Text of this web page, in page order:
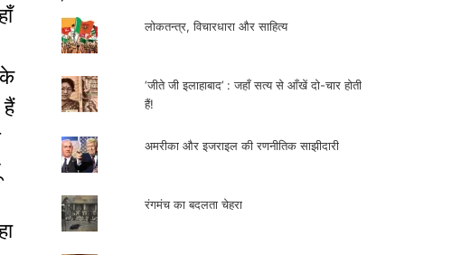
के
लोकतन्त्र, विचारधारा और साहित्य
‘जीते जी इलाहाबाद’ : जहाँ सत्य से आँखें दो-चार होती
हैं!
अमरीका और इजराइल की रणनीतिक साझीदारी
रंगमंच का बदलता चेहरा